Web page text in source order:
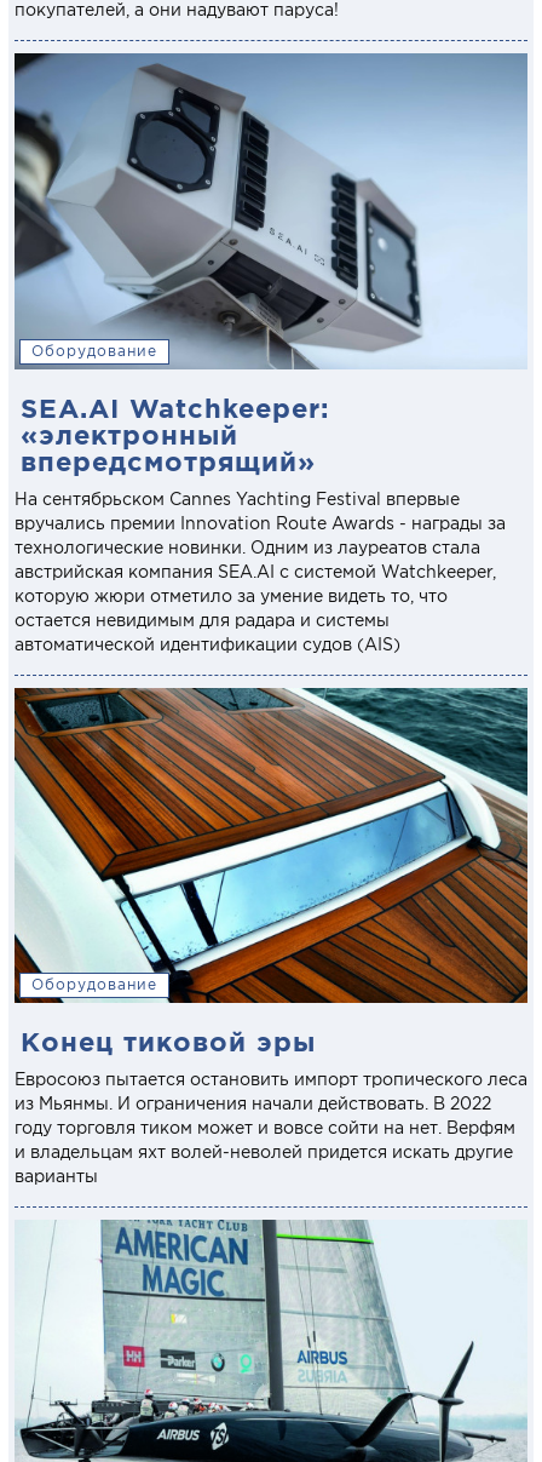
покупателей, а они надувают паруса!
Оборудование
SEA.AI Watchkeeper:
«электронный
впередсмотрящий»
На сентябрьском Cannes Yachting Festival впервые
вручались премии Innovation Route Awards - награды за
технологические новинки. Одним из лауреатов стала
австрийская компания SEA.AI с системой Watchkeeper,
которую жюри отметило за умение видеть то, что
остается невидимым для радара и системы
автоматической идентификации судов (AIS)
Оборудование
Конец тиковой эры
Евросоюз пытается остановить импорт тропического леса
из Мьянмы. И ограничения начали действовать. В 2022
году торговля тиком может и вовсе сойти на нет. Верфям
и владельцам яхт волей-неволей придется искать другие
варианты